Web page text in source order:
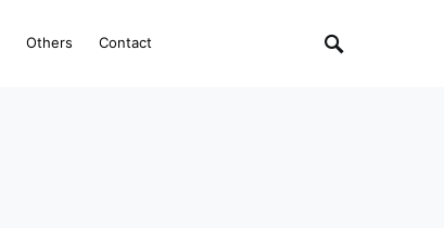
Others Contact